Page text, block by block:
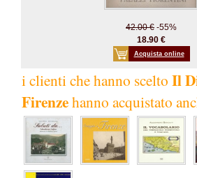
42.00 € -55%
18.90 €
Acquista online
i clienti che hanno scelto Il
Firenzehanno acquistato